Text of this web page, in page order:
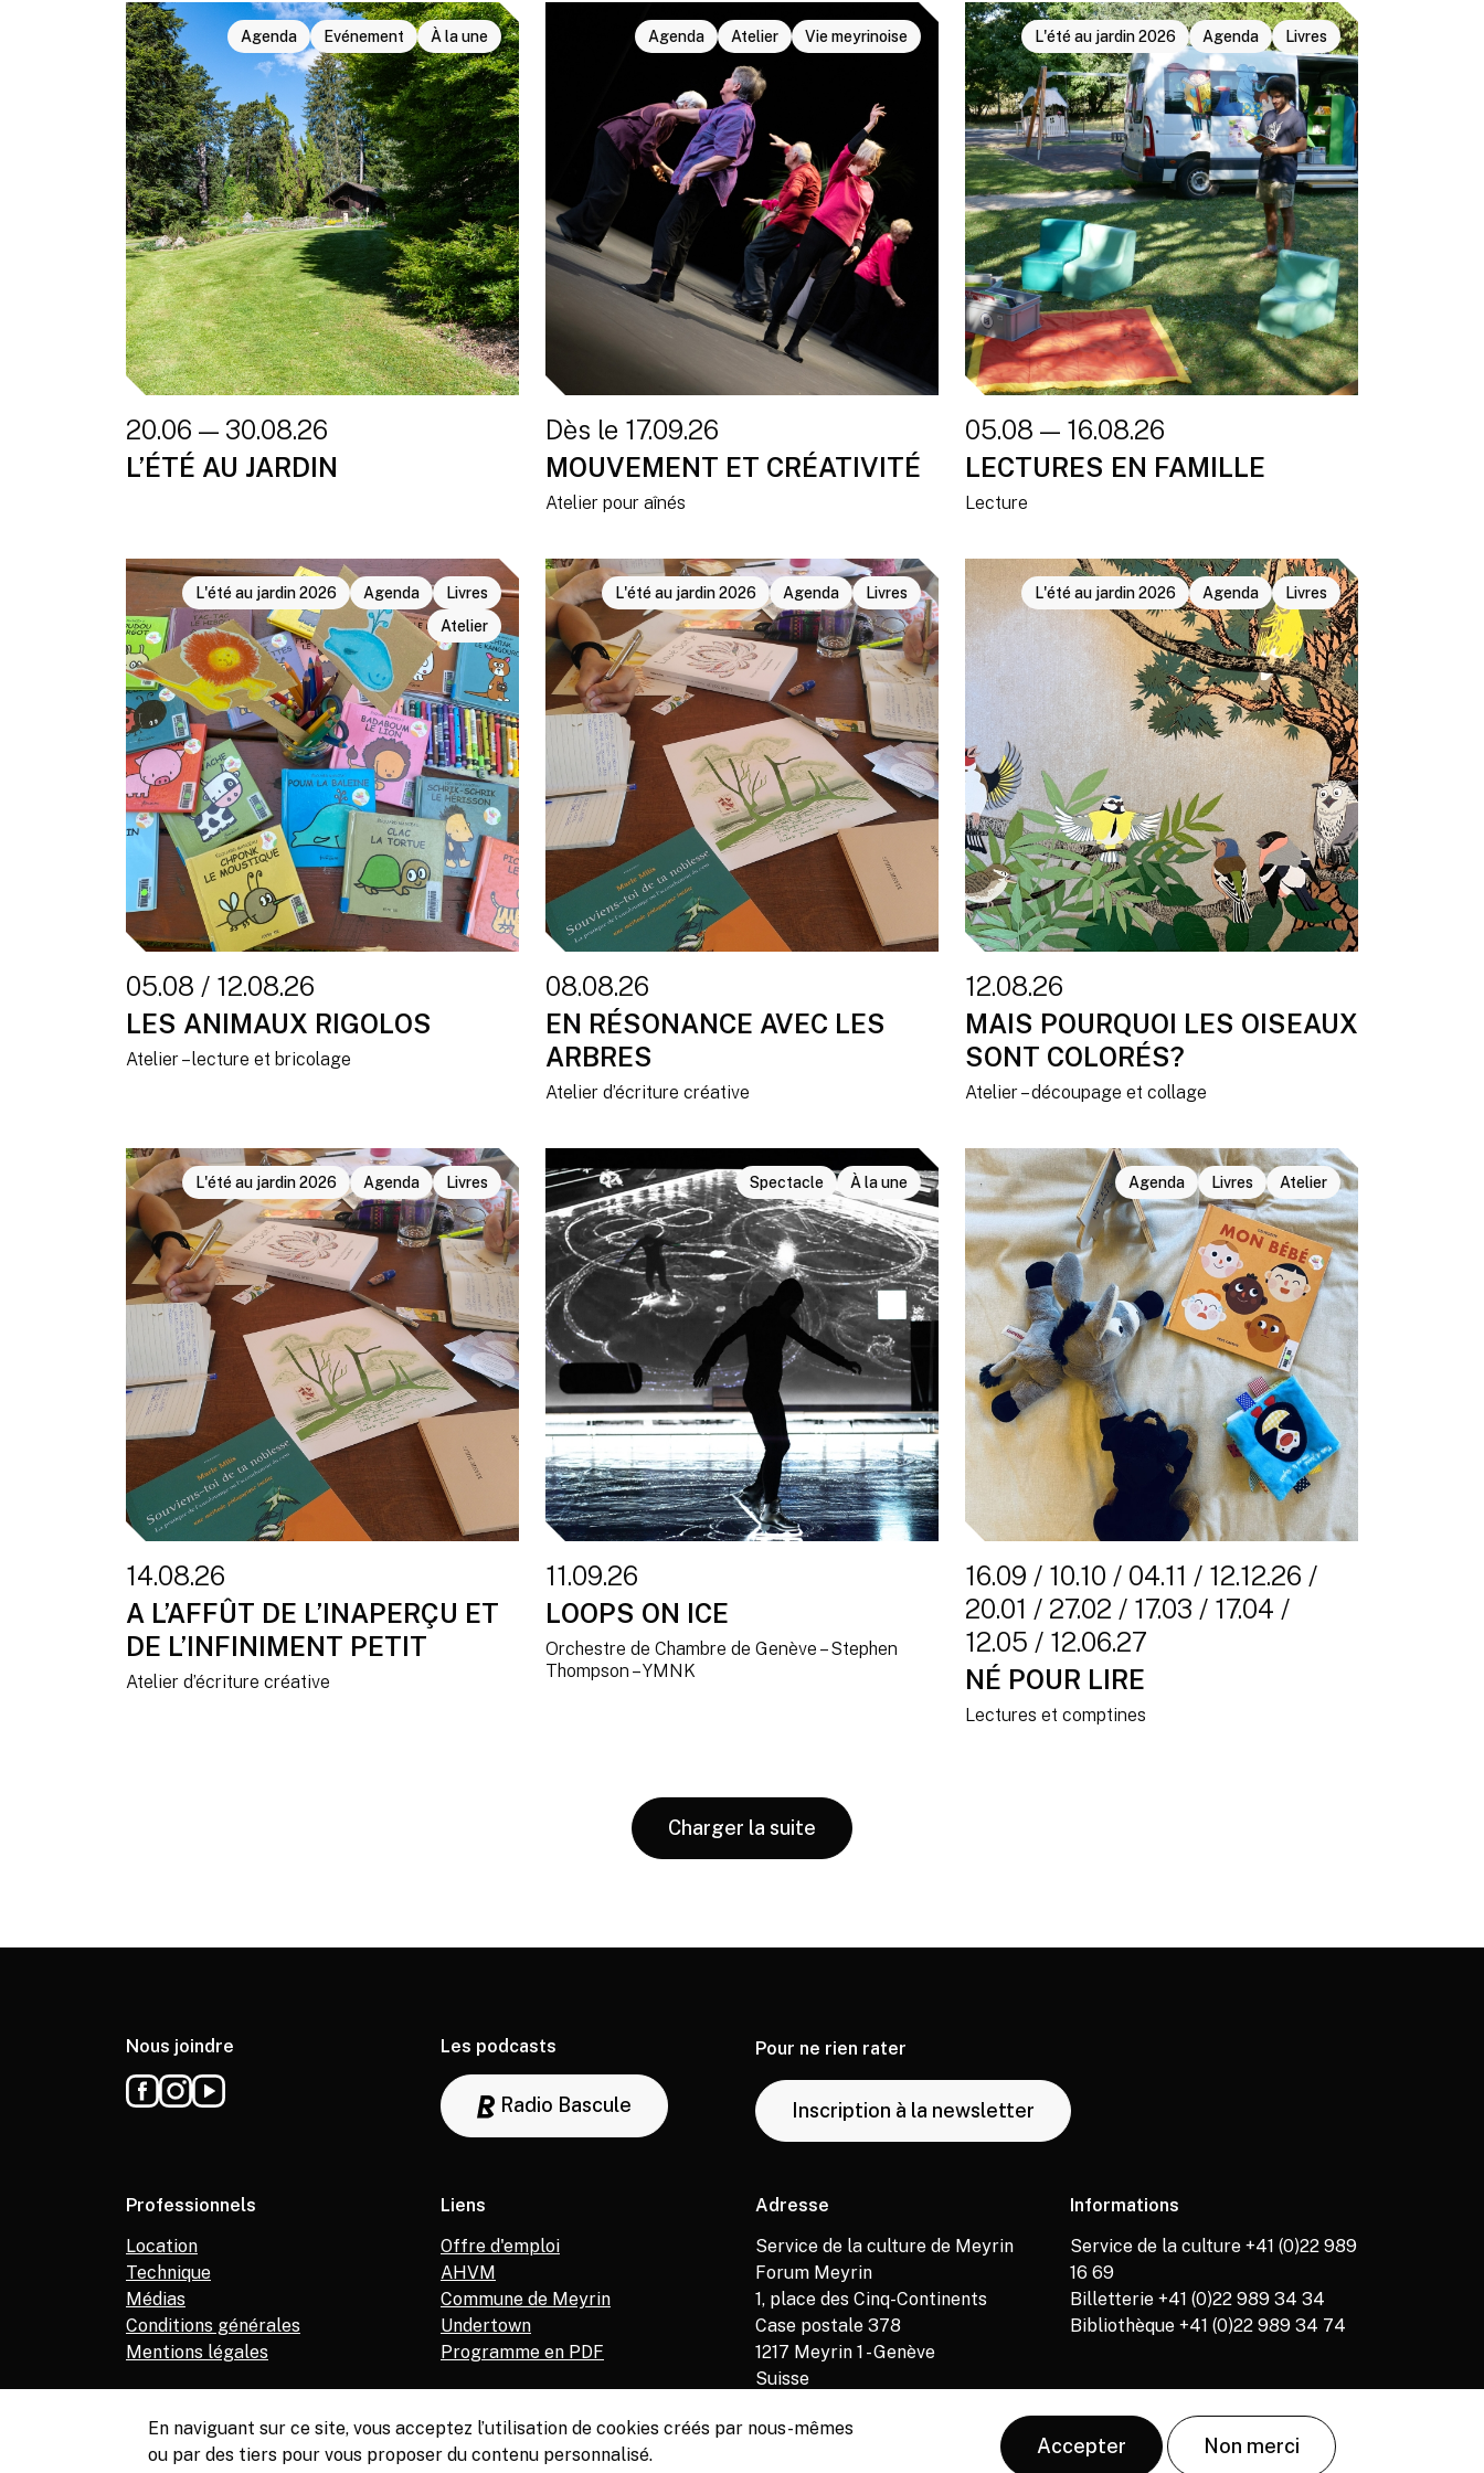
Agenda Evénement À la une
20.06 — 30.08.26
L’ÉTÉ AU JARDIN
Agenda Atelier Vie meyrinoise
Dès le 17.09.26
MOUVEMENT ET CRÉATIVITÉ
Atelier pour aînés
L'été au jardin 2026 Agenda Livres
05.08 — 16.08.26
LECTURES EN FAMILLE
Lecture
L'été au jardin 2026 Agenda
Livres
Atelier
05.08 / 12.08.26
LES ANIMAUX RIGOLOS
Atelier – lecture et bricolage
L'été au jardin 2026 Agenda Livres
08.08.26
EN RÉSONANCE AVEC LES
ARBRES
Atelier d’écriture créative
L'été au jardin 2026 Agenda Livres
12.08.26
MAIS POURQUOI LES OISEAUX
SONT COLORÉS?
Atelier – découpage et collage
L'été au jardin 2026 Agenda Livres
14.08.26
A L’AFFÛT DE L’INAPERÇU ET
DE L’INFINIMENT PETIT
Atelier d’écriture créative
Spectacle À la une
11.09.26
LOOPS ON ICE
Orchestre de Chambre de Genève – Stephen
Thompson – YMNK
Agenda Livres Atelier
16.09 / 10.10 / 04.11 / 12.12.26 /
20.01 / 27.02 / 17.03 / 17.04 /
12.05 / 12.06.27
NÉ POUR LIRE
Lectures et comptines
Charger la suite
Nous joindre Les podcasts
Radio Bascule
Pour ne rien rater
Inscription à la newsletter
Professionnels
Location
Technique
Médias
Conditions générales
Mentions légales
Liens
Offre d'emploi
AHVM
Commune de Meyrin
Undertown
Programme en PDF
Adresse
Service de la culture de Meyrin
Forum Meyrin
1, place des Cinq-Continents
Case postale 378
1217 Meyrin 1 - Genève
Suisse
Informations
Service de la culture +41 (0)22 989
16 69
Billetterie +41 (0)22 989 34 34
Bibliothèque +41 (0)22 989 34 74
En naviguant sur ce site, vous acceptez l’utilisation de cookies créés par nous-mêmes
ou par des tiers pour vous proposer du contenu personnalisé.
Accepter Non merci